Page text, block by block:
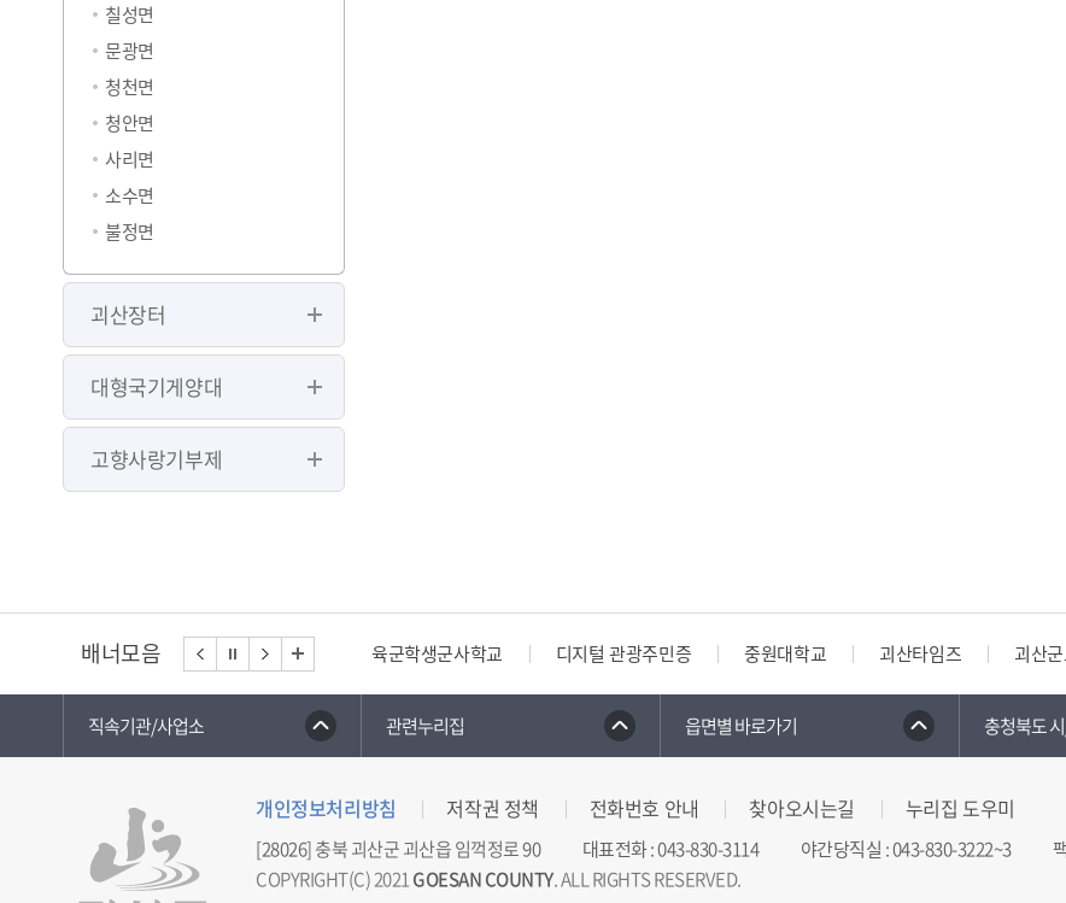
칠성면
문광면
청천면
청안면
사리면
소수면
불정면
괴산장터
대형국기게양대
고향사랑기부제
배너모음 육군학생군사학교 디지털 관광주민증 중원대학교 괴산타임즈 괴산
직속기관/사업소 관련누리집 읍면별 바로가기 충청북도
개인정보처리방침 저작권 정책 전화번호 안내 찾아오시는길 누리집 도우미
[28026] 충북 괴산군 괴산읍 임꺽정로 90 대표전화:043-830-3114 야간당직실 :043-830-3222~3
COPYRIGHT(C) 2021GOESAN COUNTY. ALL RIGHTS RESERVED.